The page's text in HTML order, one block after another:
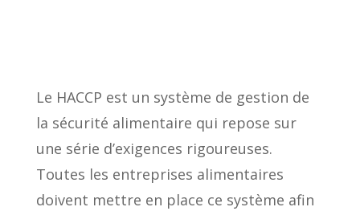
Le HACCP est un système de gestion de
la sécurité alimentaire qui repose sur
une série d’exigences rigoureuses.
Toutes les entreprises alimentaires
doivent mettre en place ce système afin